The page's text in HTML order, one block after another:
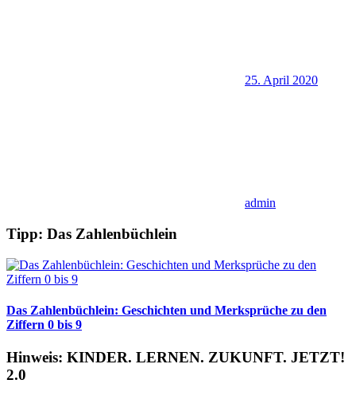
25. April 2020
admin
Tipp: Das Zahlenbüchlein
Das Zahlenbüchlein: Geschichten und Merksprüche zu den
Ziffern 0 bis 9
Hinweis: KINDER. LERNEN. ZUKUNFT. JETZT!
2.0